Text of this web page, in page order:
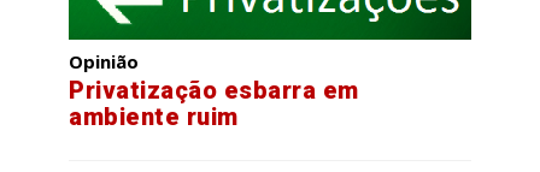
Opinião
Privatização esbarra em
ambiente ruim